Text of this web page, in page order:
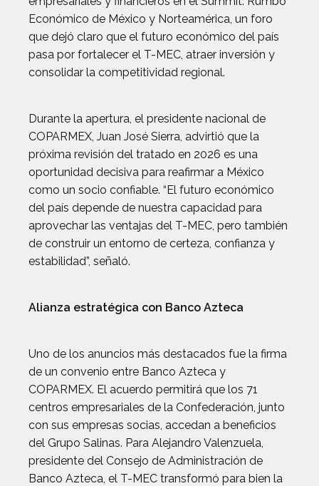
Económico de México y Norteamérica, un foro
que dejó claro que el futuro económico del país
pasa por fortalecer el T-MEC, atraer inversión y
consolidar la competitividad regional.
Durante la apertura, el presidente nacional de
COPARMEX, Juan José Sierra, advirtió que la
próxima revisión del tratado en 2026 es una
oportunidad decisiva para reafirmar a México
como un socio confiable. “El futuro económico
del país depende de nuestra capacidad para
aprovechar las ventajas del T-MEC, pero también
de construir un entorno de certeza, confianza y
estabilidad”, señaló.
Alianza estratégica con Banco Azteca
Uno de los anuncios más destacados fue la firma
de un convenio entre Banco Azteca y
COPARMEX. El acuerdo permitirá que los 71
centros empresariales de la Confederación, junto
con sus empresas socias, accedan a beneficios
del Grupo Salinas. Para Alejandro Valenzuela,
presidente del Consejo de Administración de
Banco Azteca, el T-MEC transformó para bien la